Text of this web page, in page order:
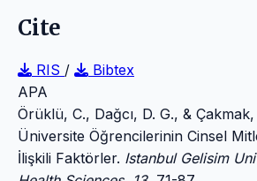
Cite
RIS /
Bibtex
APA
Örüklü, C., Dağcı, D. G., &
Üniversite Öğrencilerinin Cinsel
İlişkili Faktörler. Istanbul Gelisim